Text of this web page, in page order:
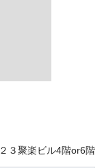
３聚楽ビル4階or6階